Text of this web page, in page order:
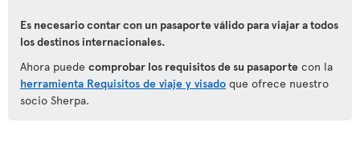
Es necesario contar con un pasaporte válido para viajar a todos
los destinos internacionales.
Ahora puede comprobar los requisitos de su pasaporte con la
herramienta Requisitos de viaje y visado que ofrece nuestro
socio Sherpa.